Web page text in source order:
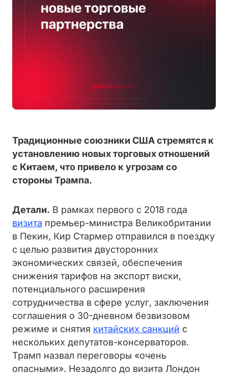
Традиционные союзники США стремятся к
установлению новых торговых отношений
с Китаем, что привело к угрозам со
стороны Трампа.
Детали. В рамках первого с 2018 года
визита премьер-министра Великобритании
в Пекин, Кир Стармер отправился в поездку
с целью развития двусторонних
экономических связей, обеспечения
снижения тарифов на экспорт виски,
потенциального расширения
сотрудничества в сфере услуг, заключения
соглашения о 30-дневном безвизовом
режиме и снятия китайских санкций с
нескольких депутатов-консерваторов.
Трамп назвал переговоры «очень
опасными». Незадолго до визита Лондон